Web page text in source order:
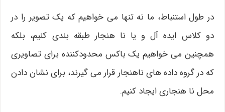
در طول استنباط، ما نه تنها می خواهیم که یک تصویر را در
دو کلاس ایده آل و یا نا هنجار طبقه بندی کنیم، بلکه
همچنین می خواهیم یک باکس محدودکننده برای تصاویری
که در گروه داده های ناهنجار قرار می گیرند، برای نشان دادن
محل نا هنجاری ایجاد کنیم.